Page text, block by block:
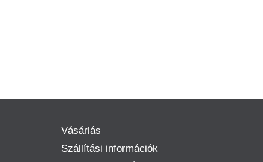
Vásárlás
Szállítási információk